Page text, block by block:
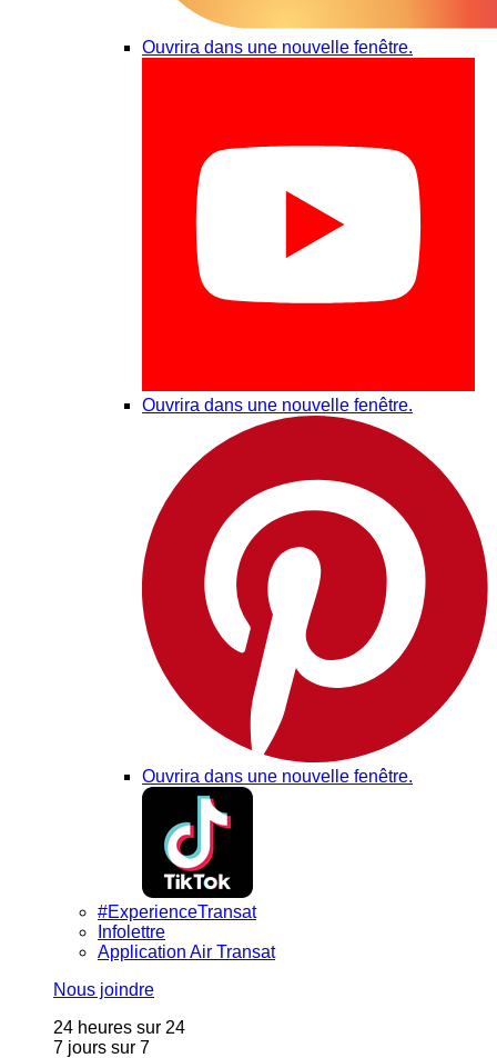
Ouvrira dans une nouvelle fenêtre.
Ouvrira dans une nouvelle fenêtre.
Ouvrira dans une nouvelle fenêtre.
#ExperienceTransat
Infolettre
Application Air Transat
Nous joindre
24 heures sur 24
7 jours sur 7